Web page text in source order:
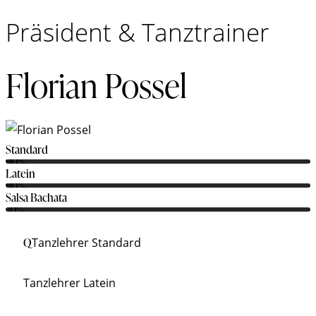
Präsident & Tanztrainer
Florian Possel
Standard
90%
Latein
90%
Salsa Bachata
70%
QTanzlehrer Standard
Tanzlehrer Latein